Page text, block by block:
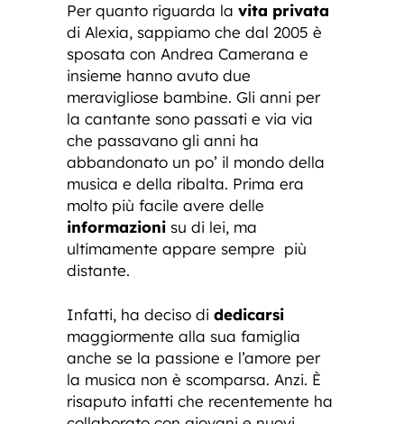
Per quanto riguarda la vita privata
di Alexia, sappiamo che dal 2005 è
sposata con Andrea Camerana e
insieme hanno avuto due
meravigliose bambine. Gli anni per
la cantante sono passati e via via
che passavano gli anni ha
abbandonato un po’ il mondo della
musica e della ribalta. Prima era
molto più facile avere delle
informazioni su di lei, ma
ultimamente appare sempre più
distante.
Infatti, ha deciso di dedicarsi
maggiormente alla sua famiglia
anche se la passione e l’amore per
la musica non è scomparsa. Anzi. È
risaputo infatti che recentemente ha